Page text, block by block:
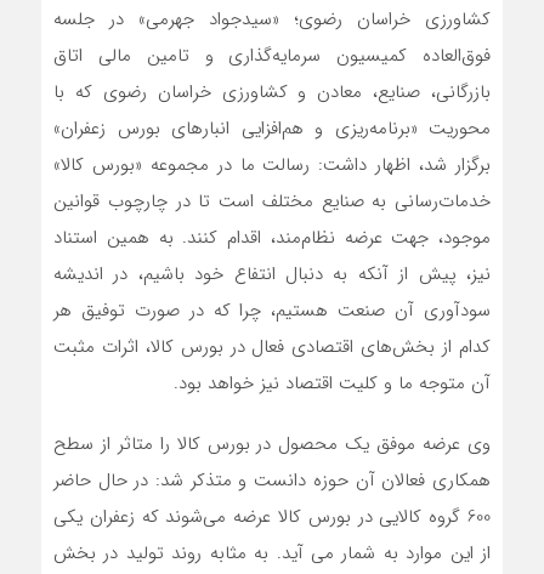
کشاورزی خراسان رضوی؛ «سیدجواد جهرمی» در جلسه
فوق‌العاده کمیسیون سرمایه‌گذاری و تامین مالی اتاق
بازرگانی، صنایع، معادن و کشاورزی خراسان رضوی که با
محوریت «برنامه‌ریزی و هم‌افزایی انبارهای بورس زعفران»
برگزار شد، اظهار داشت: رسالت ما در مجموعه «بورس کالا»
خدمات‌رسانی به صنایع مختلف است تا در چارچوب قوانین
موجود، جهت عرضه نظام‌مند، اقدام کنند. به همین استناد
نیز، پیش از آنکه به دنبال انتفاع خود باشیم، در اندیشه
سودآوری آن صنعت هستیم، چرا که در صورت توفیق هر
کدام از بخش‌های اقتصادی فعال در بورس کالا، اثرات مثبت
آن متوجه ما و کلیت اقتصاد نیز خواهد بود.
وی عرضه موفق یک محصول در بورس کالا را متاثر از سطح
همکاری فعالان آن حوزه دانست و متذکر شد: در حال حاضر
600 گروه کالایی در بورس کالا عرضه می‌شوند که زعفران یکی
از این موارد به شمار می آید. به مثابه روند تولید در بخش